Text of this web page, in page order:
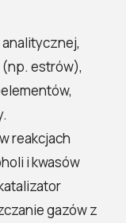
estrów),
reakcjach
i kwasów
gazów z